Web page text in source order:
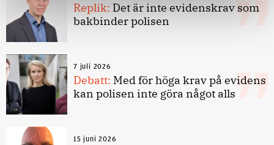
Replik: Det är inte evidenskrav som
bakbinder polisen
7 juli 2026
Debatt: Med för höga krav på evidens
kan polisen inte göra något alls
15 juni 2026